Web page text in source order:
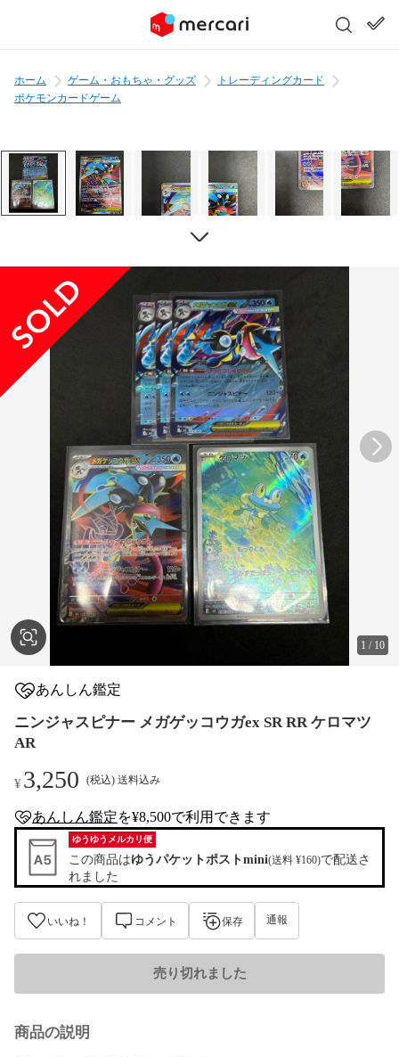
ホーム ゲーム・おもちゃ・グッズ
トレーディングカード
ポケモンカードゲーム
1 / 10
あんしん鑑定
ニンジャスピナー メガゲッコウガex SR RR ケロマツ
AR
¥3,250 (税込) 送料込み
anshin-appraisal-tag
あんしん鑑定を¥8,500で利用できます
ゆうゆうメルカリ便
この商品はゆうパケットポストmini(送料 ¥160)で配送さ
れました
いいね！ コメント 保存 通報
売り切れました
商品の説明